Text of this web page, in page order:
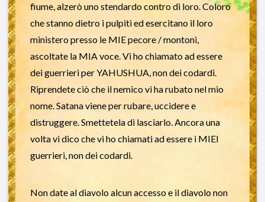
fiume, alzerò uno stendardo contro di loro. Coloro
che stanno dietro i pulpiti ed esercitano il loro
ministero presso le MIE pecore / montoni,
ascoltate la MIA voce. Vi ho chiamato ad essere
dei guerrieri per YAHUSHUA, non dei codardi.
Riprendete ciò che il nemico vi ha rubato nel mio
nome. Satana viene per rubare, uccidere e
distruggere. Smettetela di lasciarlo. Ancora una
volta vi dico che vi ho chiamati ad essere i MIEI
guerrieri, non dei codardi.
Non date al diavolo alcun accesso e il diavolo non